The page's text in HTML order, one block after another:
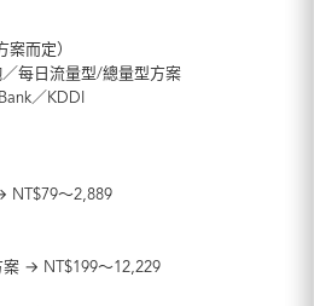
案而定）
每日流量型/總量型方案
／KDDI
NT$79～2,889
案 → NT$199～12,229